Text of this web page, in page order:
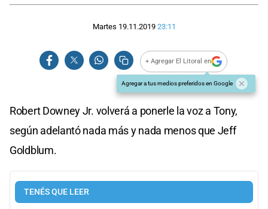
Martes 19.11.2019 23:11
+ Agregar El Litoral en
Agregar a tus medios preferidos en Google
Robert Downey Jr. volverá a ponerle la voz a Tony,
según adelantó nada más y nada menos que Jeff
Goldblum.
TENÉS QUE LEER